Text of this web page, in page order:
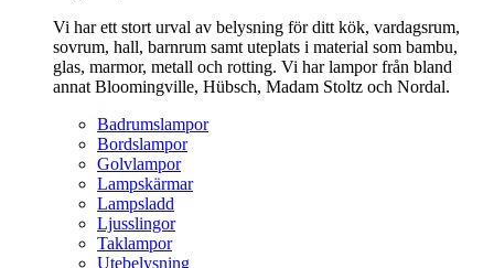
Vi har ett stort urval av belysning för ditt kök, vardagsrum,
sovrum, hall, barnrum samt uteplats i material som bambu,
glas, marmor, metall och rotting. Vi har lampor från bland
annat Bloomingville, Hübsch, Madam Stoltz och Nordal.
Badrumslampor
Bordslampor
Golvlampor
Lampskärmar
Lampsladd
Ljusslingor
Taklampor
Utebelysning